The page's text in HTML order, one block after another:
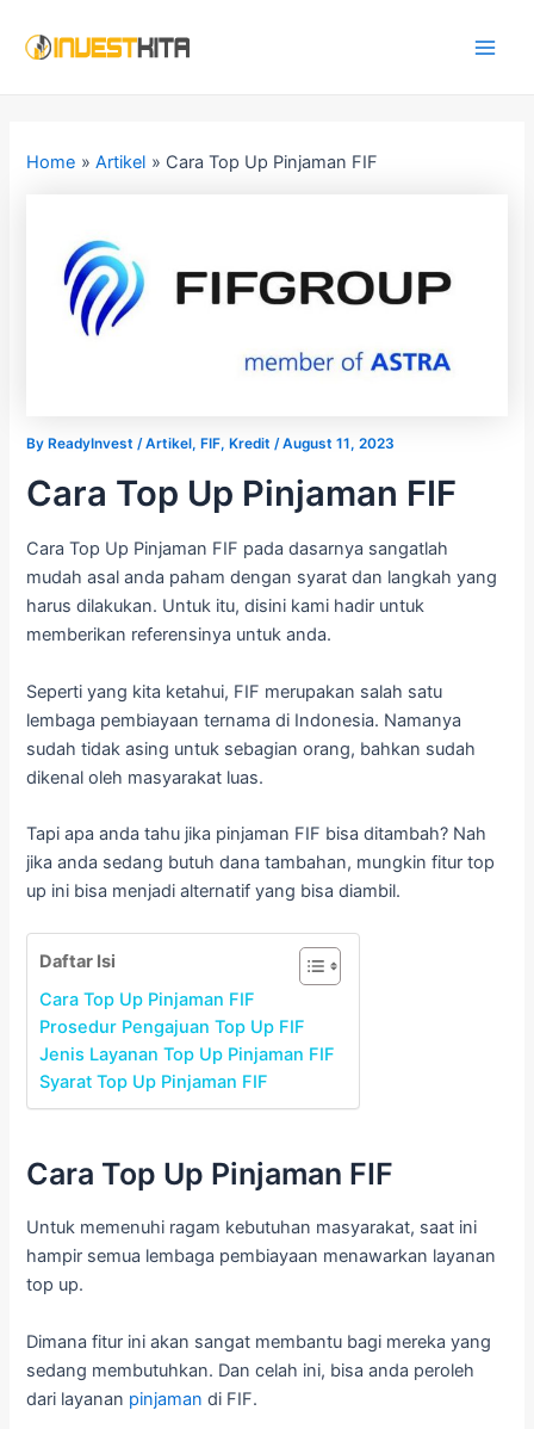
Home Artikel Cara Top Up Pinjaman FIF
ByReadyInvest /Artikel,FIF,Kredit /August 11, 2023
Cara Top Up Pinjaman FIF
Cara Top Up Pinjaman FIF pada dasarnya sangatlah
mudah asal anda paham dengan syarat dan langkah yang
harus dilakukan. Untuk itu, disini kami hadir untuk
memberikan referensinya untuk anda.
Seperti yang kita ketahui, FIF merupakan salah satu
lembaga pembiayaan ternama di Indonesia. Namanya
sudah tidak asing untuk sebagian orang, bahkan sudah
dikenal oleh masyarakat luas.
Tapi apa anda tahu jika pinjaman FIF bisa ditambah? Nah
jika anda sedang butuh dana tambahan, mungkin fitur top
up ini bisa menjadi alternatif yang bisa diambil.
Daftar Isi
Cara Top Up Pinjaman FIF
Prosedur Pengajuan Top Up FIF
Jenis Layanan Top Up Pinjaman FIF
Syarat Top Up Pinjaman FIF
Cara Top Up Pinjaman FIF
Untuk memenuhi ragam kebutuhan masyarakat, saat ini
hampir semua lembaga pembiayaan menawarkan layanan
top up.
Dimana fitur ini akan sangat membantu bagi mereka yang
sedang membutuhkan. Dan celah ini, bisa anda peroleh
dari layanan pinjaman di FIF.
navigation